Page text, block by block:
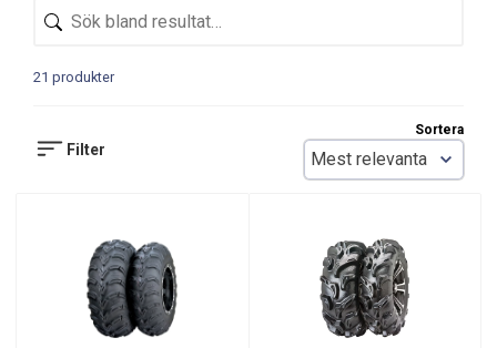
21 produkter
Sortera
Filter